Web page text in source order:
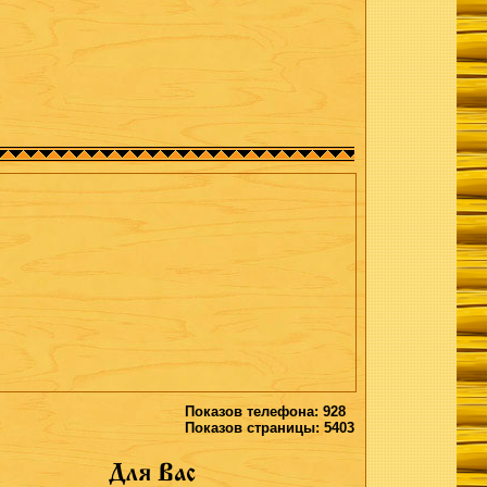
Показов телефона: 928
Показов страницы: 5403
Для Вас